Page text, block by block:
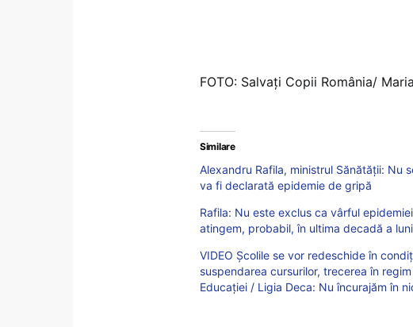
FOTO: Salvați Copii România/
Similare
Alexandru Rafila, ministrul Sănătății: Nu
va fi declarată epidemie de gripă
Rafila: Nu este exclus ca vârful
atingem, probabil, în ultima decadă a
VIDEO Școlile se vor redeschide în
suspendarea cursurilor, trecerea în
Educației / Ligia Deca: Nu încurajăm în